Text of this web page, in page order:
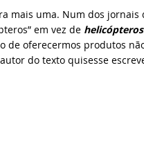
mais uma. Num dos
em vez de
de oferecermos produtos
do texto quisesse